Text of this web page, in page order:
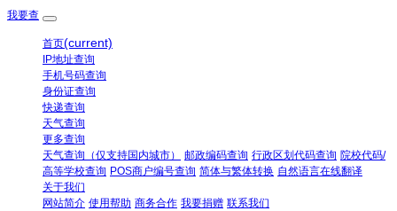
我要查
首页(current)
IP地址查询
手机号码查询
身份证查询
快递查询
天气查询
更多查询
天气查询（仅支持国内城市）
邮政编码查询 行政区划代码查询 院校代码/
高等学校查询 POS商户编号查询 简体与繁体转换 自然语言在线翻译
关于我们
网站简介 使用帮助 商务合作 我要捐赠 联系我们